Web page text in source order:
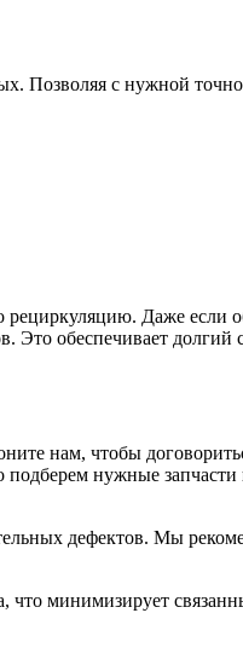
Позволяя с нужной
Даже если
Это обеспечивает
нам, чтобы
подберем нужные
дефектов. Мы
минимизирует